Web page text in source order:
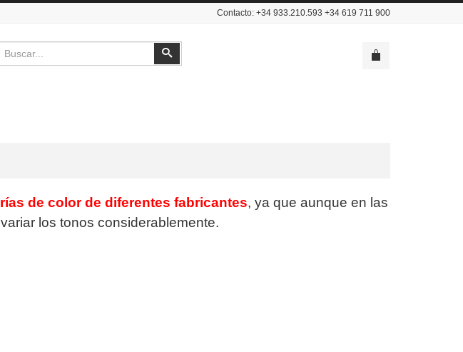
Contacto: +34 933.210.593 +34 619 711 900
Buscar
de color de diferentes fabricantes, ya que aunque en las
los tonos considerablemente.